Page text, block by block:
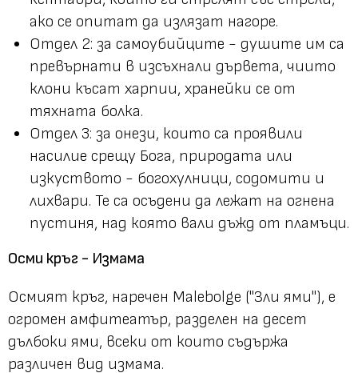
ако се опитат да излязат нагоре.
Отдел 2: за самоубийците - душите им са
превърнати в изсъхнали дървета, чиито
клони късат харпии, хранейки се от
тяхната болка.
Отдел 3: за онези, които са проявили
насилие срещу Бога, природата или
изкуството - богохулници, содомити и
лихвари. Те са осъдени да лежат на огнена
пустиня, над която вали дъжд от пламъци.
Осми кръг - Измама
Осмият кръг, наречен Malebolge ("Зли ями"), е
огромен амфитеатър, разделен на десет
дълбоки ями, всеки от които съдържа
различен вид измама.